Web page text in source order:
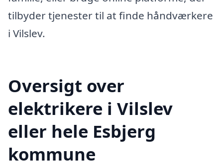
tilbyder tjenester til at finde håndværkere
i Vilslev.
Oversigt over
elektrikere i Vilslev
eller hele Esbjerg
kommune